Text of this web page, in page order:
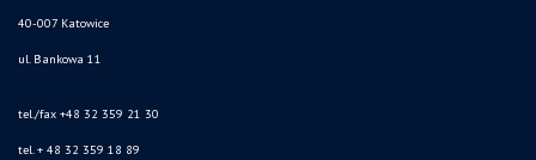
40-007 Katowice
ul. Bankowa 11
tel./fax +48 32 359 21 30
tel. + 48 32 359 18 89